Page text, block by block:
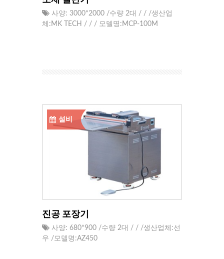
사양: 3000*2000 /수량 2대 / / /생산업
체:MK TECH / / / 모델명:MCP-100M
설비
진공 포장기
사양: 680*900 /수량 2대 / / /생산업체:선
우 /모델명:AZ450